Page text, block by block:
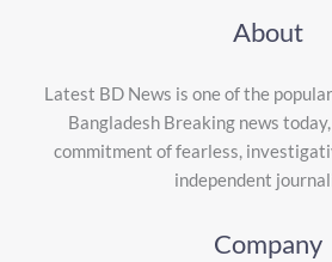
About
Latest BD News is one of the
Bangladesh Breaking news
commitment of fearless,
independent
Company